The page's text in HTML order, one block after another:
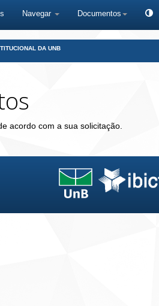
Navegar Documentos
DA UNB
acordo com a sua solicitação.